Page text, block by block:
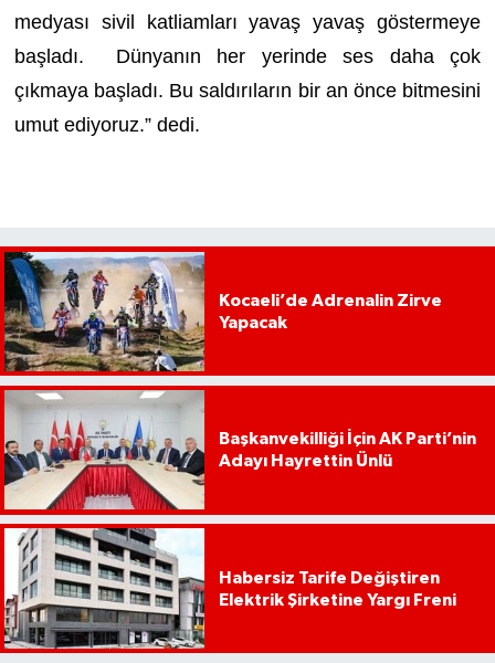
medyası sivil katliamları yavaş yavaş göstermeye
başladı. Dünyanın her yerinde ses daha çok
çıkmaya başladı. Bu saldırıların bir an önce bitmesini
umut ediyoruz.” dedi.
Kocaeli’de Adrenalin Zirve
Yapacak
Başkanvekilliği İçin AK Parti’nin
Adayı Hayrettin Ünlü
Habersiz Tarife Değiştiren
Elektrik Şirketine Yargı Freni